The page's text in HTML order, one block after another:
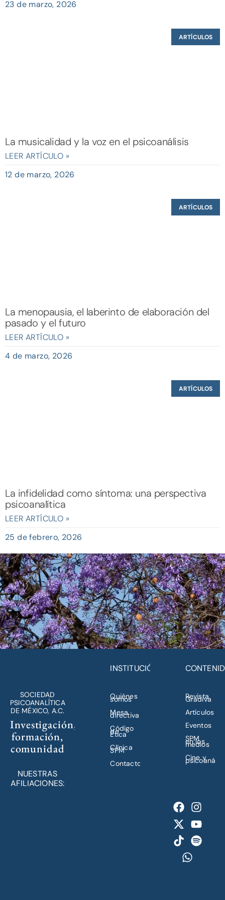
23 de marzo, 2026
ARTÍCULOS
La musicalidad y la voz en el psicoanálisis
LEER ARTÍCULO »
12 de marzo, 2026
ARTÍCULOS
La menopausia, el laberinto de elaboración del
pasado y el futuro
LEER ARTÍCULO »
4 de marzo, 2026
ARTÍCULOS
La infidelidad como síntoma: una perspectiva
psicoanalítica
LEER ARTÍCULO »
25 de febrero, 2026
SOCIEDAD
PSICOANALÍTICA
DE MÉXICO, A.C.
Investigación,
formación,
comunidad
NUESTRAS
AFILIACIONES:
INSTITUCIÓN
Quiénes
somos
Mesa
directiva
Código
de
Ética
Clínica
SPM
Contacto
Revista
Gradiva
Artículos
Eventos
SPM
en los
medios
Cine y